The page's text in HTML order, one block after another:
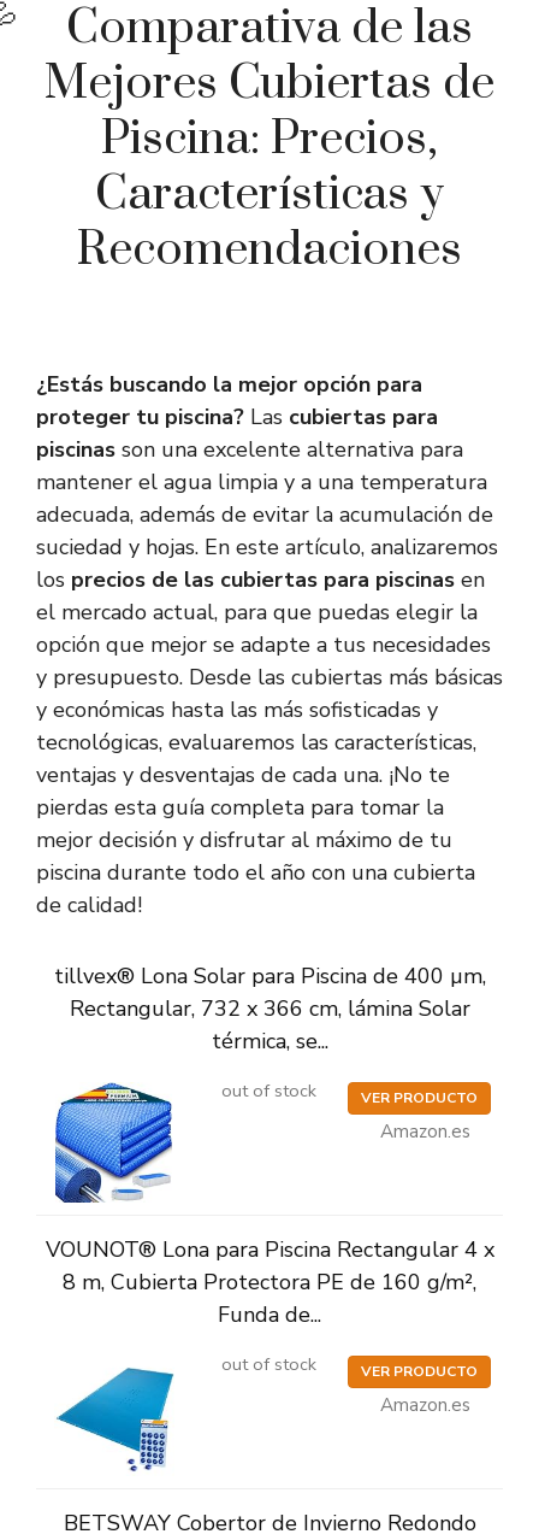
Comparativa de las
Mejores Cubiertas de
Piscina: Precios,
Características y
Recomendaciones
¿Estás buscando la mejor opción para
proteger tu piscina? Las cubiertas para
piscinas son una excelente alternativa para
mantener el agua limpia y a una temperatura
adecuada, además de evitar la acumulación de
suciedad y hojas. En este artículo, analizaremos
los precios de las cubiertas para piscinas en
el mercado actual, para que puedas elegir la
opción que mejor se adapte a tus necesidades
y presupuesto. Desde las cubiertas más básicas
y económicas hasta las más sofisticadas y
tecnológicas, evaluaremos las características,
ventajas y desventajas de cada una. ¡No te
pierdas esta guía completa para tomar la
mejor decisión y disfrutar al máximo de tu
piscina durante todo el año con una cubierta
de calidad!
tillvex® Lona Solar para Piscina de 400 µm,
Rectangular, 732 x 366 cm, lámina Solar
térmica, se...
out of stock VER PRODUCTO
Amazon.es
VOUNOT® Lona para Piscina Rectangular 4 x
8 m, Cubierta Protectora PE de 160 g/m²,
Funda de...
out of stock VER PRODUCTO
Amazon.es
BETSWAY Cobertor de Invierno Redondo